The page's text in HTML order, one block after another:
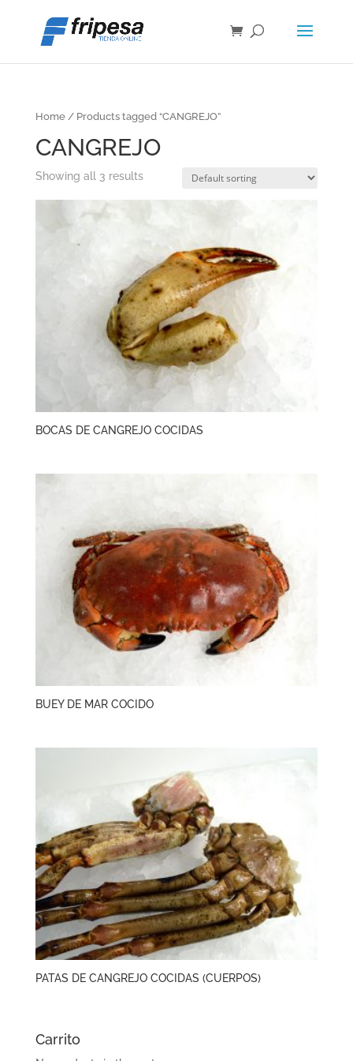
Home/ Products tagged “CANGREJO”
CANGREJO
Showing all 3 results
BOCAS DE CANGREJO COCIDAS
BUEY DE MAR COCIDO
PATAS DE CANGREJO COCIDAS (CUERPOS)
Carrito